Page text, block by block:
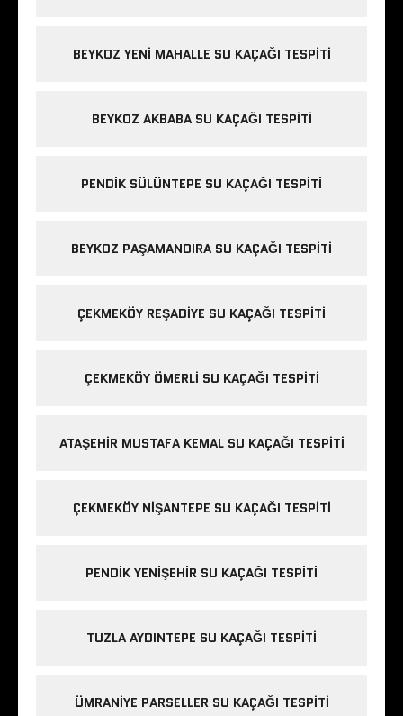
BEYKOZ YENI MAHALLE SU KAÇAĞI TESPITI
BEYKOZ AKBABA SU KAÇAĞI TESPITI
PENDIK SÜLÜNTEPE SU KAÇAĞI TESPITI
BEYKOZ PAŞAMANDIRA SU KAÇAĞI TESPITI
ÇEKMEKÖY REŞADIYE SU KAÇAĞI TESPITI
ÇEKMEKÖY ÖMERLI SU KAÇAĞI TESPITI
ATAŞEHIR MUSTAFA KEMAL SU KAÇAĞI TESPITI
ÇEKMEKÖY NIŞANTEPE SU KAÇAĞI TESPITI
PENDIK YENIŞEHIR SU KAÇAĞI TESPITI
TUZLA AYDINTEPE SU KAÇAĞI TESPITI
ÜMRANIYE PARSELLER SU KAÇAĞI TESPITI